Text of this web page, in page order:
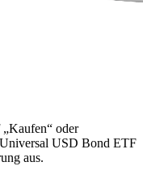
oder
USD Bond ETF
aus.